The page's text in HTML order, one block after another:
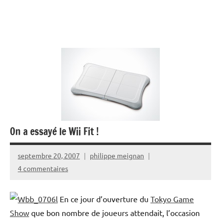
On a essayé le Wii Fit !
septembre 20, 2007
philippe meignan
4 commentaires
En ce jour d’ouverture du Tokyo Game
Show que bon nombre de joueurs attendait, l’occasion